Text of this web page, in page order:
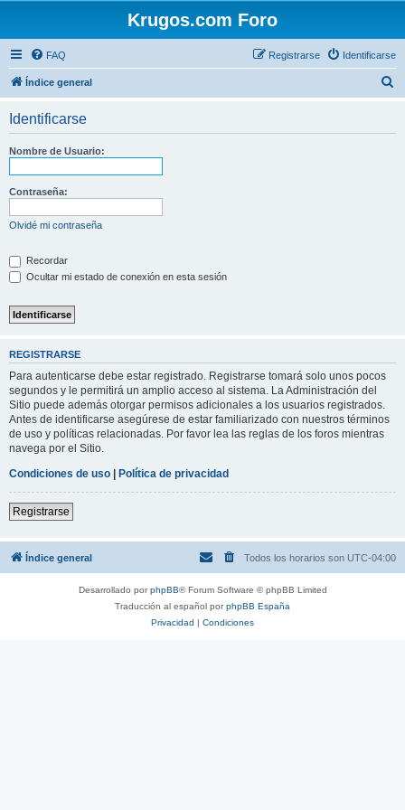
Krugos.com Foro
FAQ Identificarse
Registrarse
Índice general
Identificarse
Nombre de Usuario:
Contraseña:
Olvidé mi contraseña
Recordar
Ocultar mi estado de conexión en esta sesión
REGISTRARSE
Para autenticarse debe estar registrado. Registrarse tomará solo unos pocos
segundos y le permitirá un amplio acceso al sistema. La Administración del
Sitio puede además otorgar permisos adicionales a los usuarios registrados.
Antes de identificarse asegúrese de estar familiarizado con nuestros términos
de uso y políticas relacionadas. Por favor lea las reglas de los foros mientras
navega por el Sitio.
Condiciones de uso | Política de privacidad
Registrarse
Índice general Todos los horarios son UTC-04:00
Desarrollado porphpBB® Forum Software © phpBB Limited
Traducción al español porphpBB España
Privacidad | Condiciones